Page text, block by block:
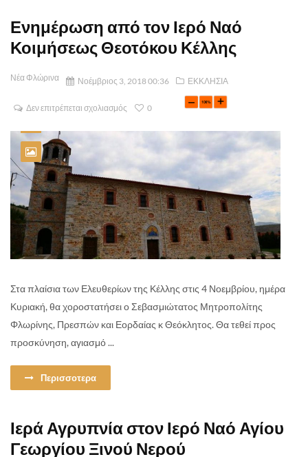
Ενημέρωση από τον Ιερό Ναό
Κοιμήσεως Θεοτόκου Κέλλης
Νέα Φλώρινα Νοέμβριος 3, 2018 00:36 ΕΚΚΛΗΣΙΑ
Δεν επιτρέπεται σχολιασμός 0
Στα πλαίσια των Ελευθερίων της Κέλλης στις 4 Νοεμβρίου, ημέρα
Κυριακή, θα χοροστατήσει ο Σεβασμιώτατος Μητροπολίτης
Φλωρίνης, Πρεσπών και Εορδαίας κ Θεόκλητος. Θα τεθεί προς
προσκύνηση, αγιασμό ...
Περισσοτερα
Ιερά Αγρυπνία στον Ιερό Ναό Αγίου
Γεωργίου Ξινού Νερού